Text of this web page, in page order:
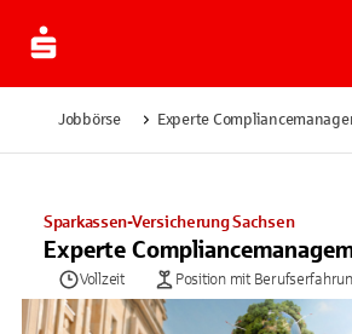
Jobbörse Experte
Sparkassen-Versicherung Sachsen
Experte
Vollzeit Position mit